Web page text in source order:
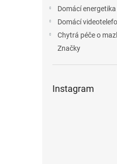
Domácí energetika
Domácí
Chytrá péče o
Značky
Instagram